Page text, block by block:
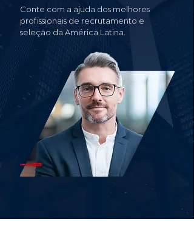
Conte com a ajuda dos melhores
profissionais de recrutamento e
seleção da América Latina.